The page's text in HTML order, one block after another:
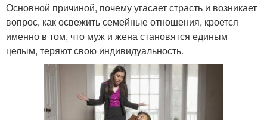
Основной причиной, почему угасает страсть и возникает
вопрос, как освежить семейные отношения, кроется
именно в том, что муж и жена становятся единым
целым, теряют свою индивидуальность.